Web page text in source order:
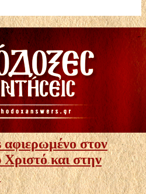
στον
και στην